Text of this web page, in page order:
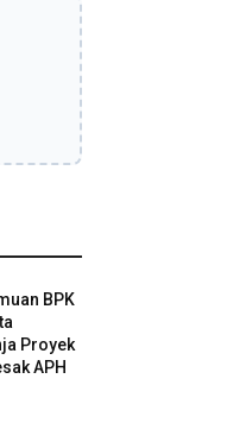
BPK
Proyek
APH